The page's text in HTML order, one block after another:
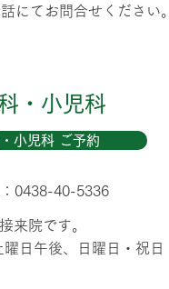
にてお問合せください。
・小児科
小児科 ご予約
0438-40-5336
来院です。
日午後、日曜日・祝日